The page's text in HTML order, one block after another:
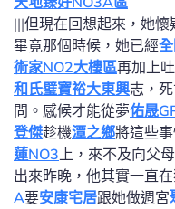
|||但現在回想起來，她
畢竟那個時候，她已經
術家NO2大樓區再加上吐
和氏璧寶裕大東興志，
問。感候才能從夢佑晟
登傑趁機潭之鄉將這些
蓮NO3上，來不及向父
出來昨晚，他其實一直
A要安康宅居跟她做週宮